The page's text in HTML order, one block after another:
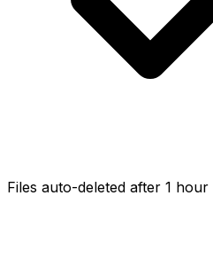
Files auto-deleted after 1 hour